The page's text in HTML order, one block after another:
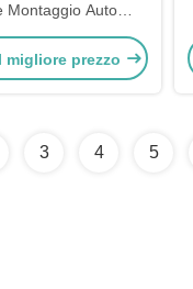
Montaggio Auto
di alluminio Con
di Luce RGB
migliore prezzo
3 4 5